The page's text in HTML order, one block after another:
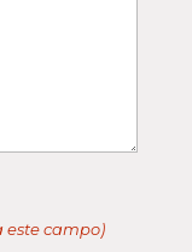
este campo)